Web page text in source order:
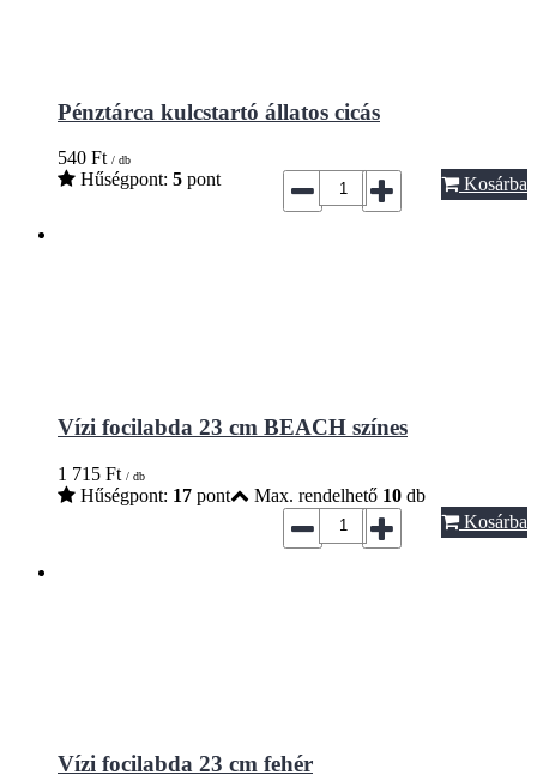
Pénztárca kulcstartó állatos cicás
540 Ft / db
Hűségpont: 5 pont Kosárba
Vízi focilabda 23 cm BEACH színes
1 715 Ft / db
Hűségpont: 17 pont Max. rendelhető 10 db
Kosárba
Vízi focilabda 23 cm fehér